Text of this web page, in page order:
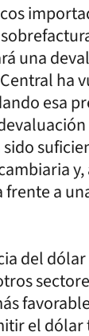
una
ha
esa
y,
a
del
el dólar